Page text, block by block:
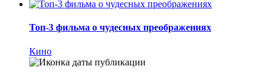
Топ-3 фильма о чудесных преображениях
Кино